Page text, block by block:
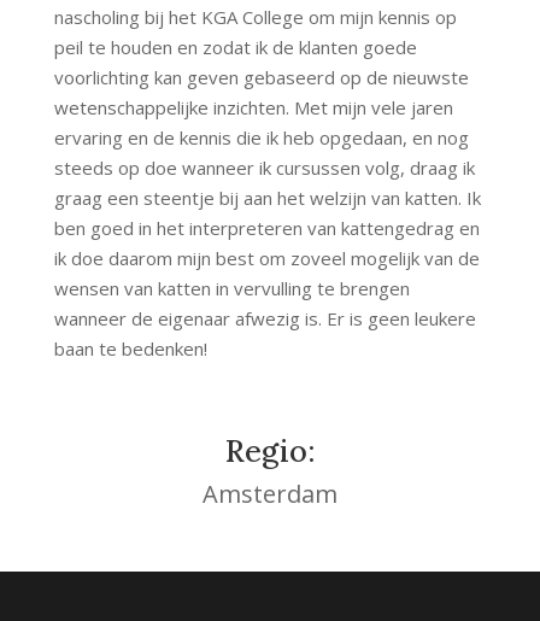
nascholing bij het KGA College om mijn kennis op
peil te houden en zodat ik de klanten goede
voorlichting kan geven gebaseerd op de nieuwste
wetenschappelijke inzichten. Met mijn vele jaren
ervaring en de kennis die ik heb opgedaan, en nog
steeds op doe wanneer ik cursussen volg, draag ik
graag een steentje bij aan het welzijn van katten. Ik
ben goed in het interpreteren van kattengedrag en
ik doe daarom mijn best om zoveel mogelijk van de
wensen van katten in vervulling te brengen
wanneer de eigenaar afwezig is. Er is geen leukere
baan te bedenken!
Regio:
Amsterdam